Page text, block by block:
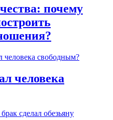
почему
человека